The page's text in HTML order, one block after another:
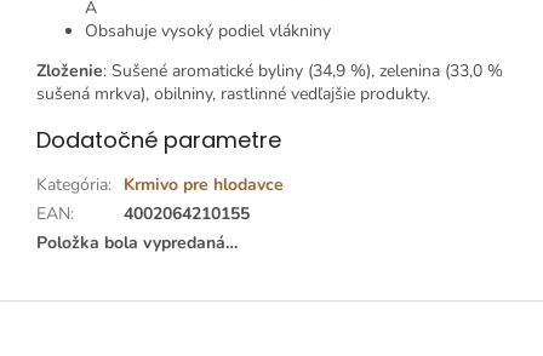
A
Obsahuje vysoký podiel vlákniny
Zloženie: Sušené aromatické byliny (34,9 %), zelenina (33,0 %
sušená mrkva), obilniny, rastlinné vedľajšie produkty.
Dodatočné parametre
Kategória: Krmivo pre hlodavce
EAN:
4002064210155
Položka bola vypredaná…
Z